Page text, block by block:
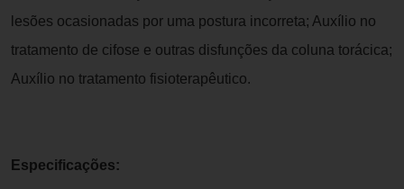
lesões ocasionadas por uma postura incorreta; Auxílio no
tratamento de cifose e outras disfunções da coluna torácica;
Auxílio no tratamento fisioterapêutico.
Especificações: